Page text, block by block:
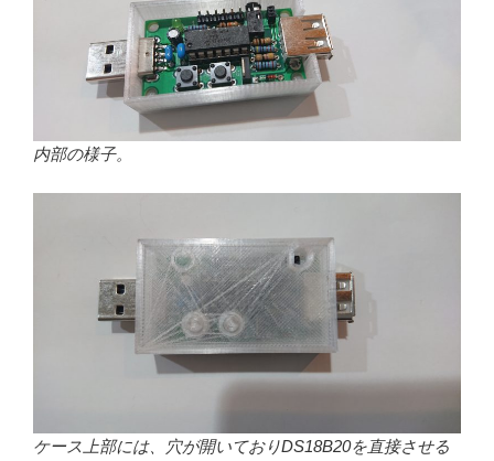
内部の様子。
ケース上部には、穴が開いておりDS18B20を直接させる